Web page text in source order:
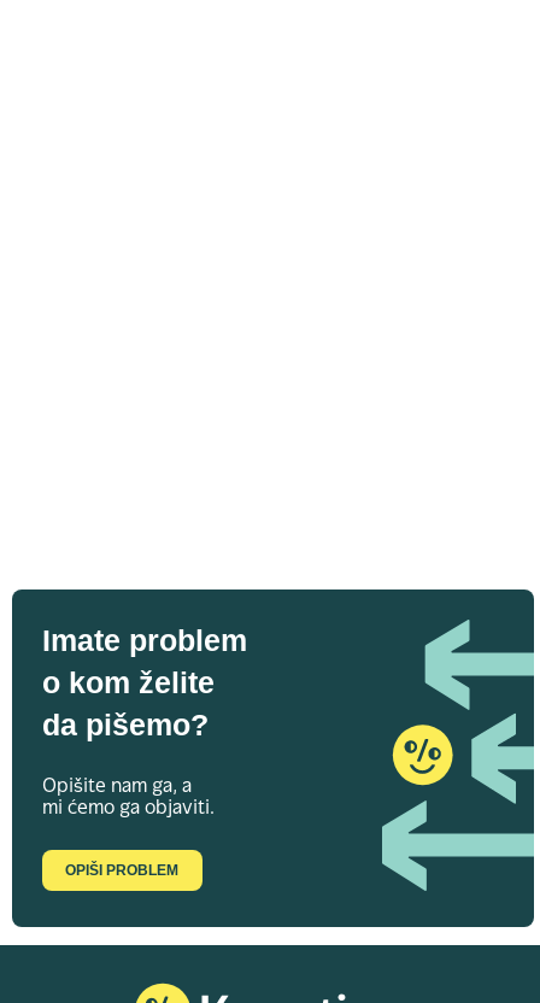
Imate problem
o kom želite
da pišemo?
Opišite nam ga, a
mi ćemo ga objaviti.
OPIŠI PROBLEM